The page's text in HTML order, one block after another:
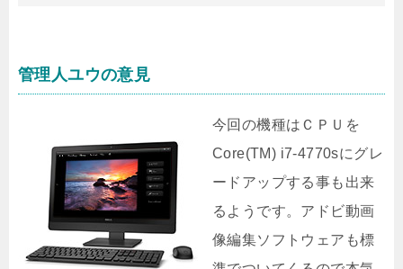
管理人ユウの意見
今回の機種はＣＰＵを
Core(TM) i7-4770sにグレ
ードアップする事も出来
るようです。アドビ動画
像編集ソフトウェアも標